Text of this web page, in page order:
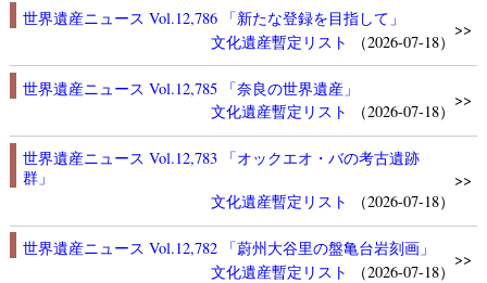
世界遺産ニュース Vol.12,786 「新たな登録を目指して」
文化遺産暫定リスト （2026-07-18）
>>
世界遺産ニュース Vol.12,785 「奈良の世界遺産」
文化遺産暫定リスト （2026-07-18）
>>
世界遺産ニュース Vol.12,783 「オックエオ・バの考古遺跡
群」
文化遺産暫定リスト （2026-07-18）
>>
世界遺産ニュース Vol.12,782 「蔚州大谷里の盤亀台岩刻画」
文化遺産暫定リスト （2026-07-18）
>>